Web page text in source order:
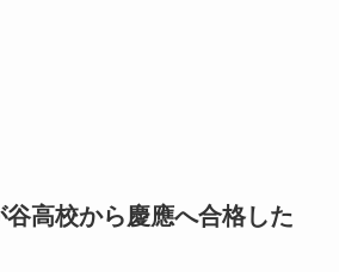
高校から慶應へ合格した